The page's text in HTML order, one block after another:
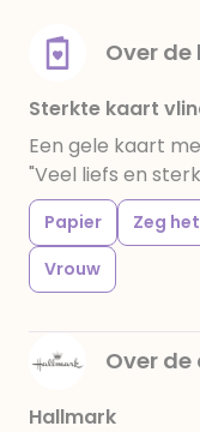
Over
Sterkte kaart
Een gele kaart
"Veel liefs en
Papier Zeg
Vrouw
Over
Hallmark